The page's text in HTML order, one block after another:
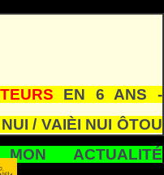
EN 6 ANS -
/ VAIÈI NUI ÔTOU
ACTUALITÉ